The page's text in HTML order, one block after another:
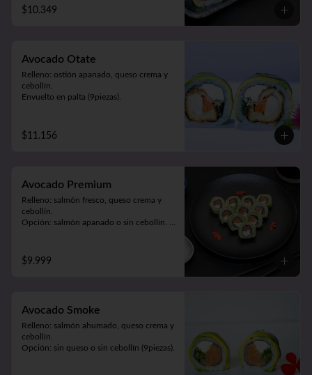
$10.349
Avocado Otate
Relleno: ostión apanado, queso crema y
cebollín.
Envuelto en palta (9piezas).
$11.156
Avocado Premium
Relleno: salmón fresco, queso crema y
cebollín.
Opción: salmón apanado o sin cebollín.
$9.999
Avocado Smoke
Relleno: salmón ahumado, queso crema y
cebollín.
Opción: sin queso o sin cebollín (9piezas).